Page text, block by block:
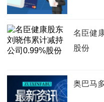
名臣健
股份
奥巴马